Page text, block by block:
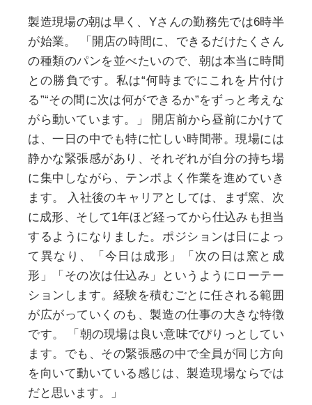
製造現場の朝は早く、Yさんの勤務先では6時半
が始業。
「開店の時間に、できるだけたくさん
の種類のパンを並べたいので、朝は本当に時間
との勝負です。私は“何時までにこれを片付け
る”“その間に次は何ができるか”をずっと考えな
がら動いています。」
開店前から昼前にかけて
は、一日の中でも特に忙しい時間帯。現場には
静かな緊張感があり、それぞれが自分の持ち場
に集中しながら、テンポよく作業を進めていき
ます。
入社後のキャリアとしては、まず窯、次
に成形、そして1年ほど経ってから仕込みも担当
するようになりました。ポジションは日によっ
て異なり、「今日は成形」「次の日は窯と成
形」「その次は仕込み」というようにローテー
ションします。経験を積むごとに任される範囲
が広がっていくのも、製造の仕事の大きな特徴
です。
「朝の現場は良い意味でぴりっとしてい
ます。でも、その緊張感の中で全員が同じ方向
を向いて動いている感じは、製造現場ならでは
だと思います。」